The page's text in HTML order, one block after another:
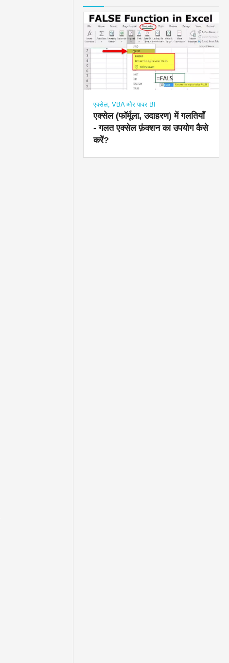
एक्सेल, VBA और पावर BI
एक्सेल (फॉर्मूला, उदाहरण) में गलतियाँ
- गलत एक्सेल फ़ंक्शन का उपयोग कैसे
करें?